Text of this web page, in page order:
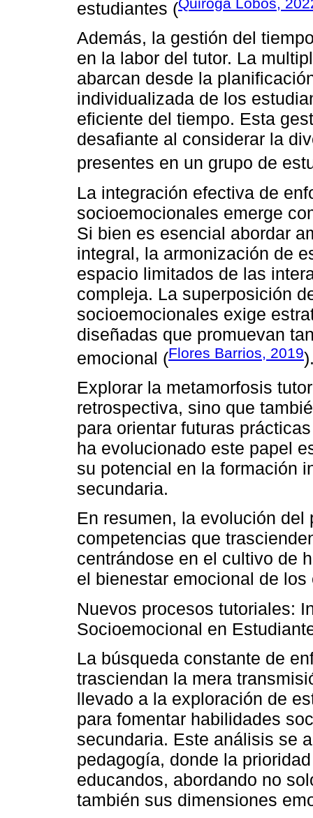
estudiantes (
Además, la gestión del
en la labor del tutor. La
abarcan desde la
individualizada de los
eficiente del tiempo. Esta
desafiante al considerar la
presentes en un grupo de
La integración efectiva de
socioemocionales emerge
Si bien es esencial abordar
integral, la armonización de
espacio limitados de las
compleja. La superposición
socioemocionales exige
diseñadas que promuevan
emocional (Flores Barrios, 2019
Explorar la metamorfosis
retrospectiva, sino que
para orientar futuras
ha evolucionado este papel
su potencial en la formación
secundaria.
En resumen, la evolución del
competencias que
centrándose en el cultivo de
el bienestar emocional de
Nuevos procesos tutoriales:
Socioemocional en
La búsqueda constante de
trasciendan la mera
llevado a la exploración de
para fomentar habilidades
secundaria. Este análisis se
pedagogía, donde la
educandos, abordando no
también sus dimensiones